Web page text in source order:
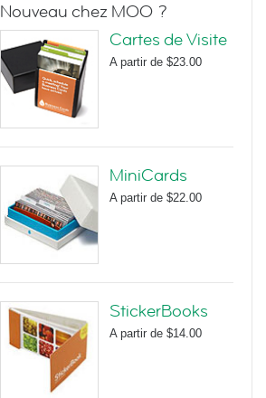
Nouveau chez MOO ?
Cartes de Visite
A partir de $23.00
MiniCards
A partir de $22.00
StickerBooks
A partir de $14.00